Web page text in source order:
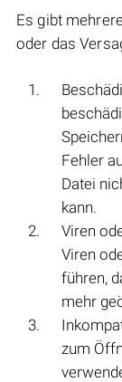
Es gibt
oder das
Fehler
Datei
kann.
Viren
Viren
führen,
mehr
zum